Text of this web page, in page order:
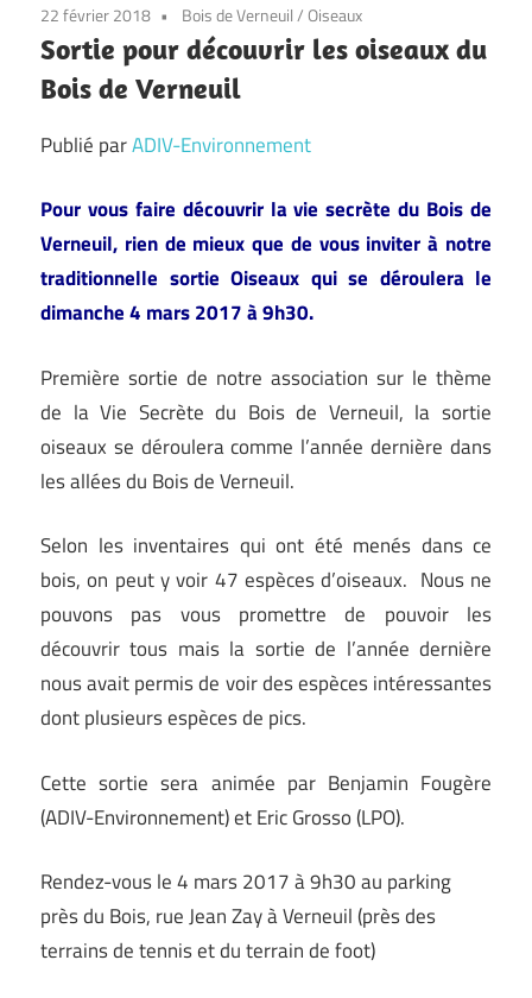
22 février 2018 Bois de Verneuil/Oiseaux
Sortie pour découvrir les oiseaux du
Bois de Verneuil
Publié parADIV-Environnement
Pour vous faire découvrir la vie secrète du Bois de
Verneuil, rien de mieux que de vous inviter à notre
traditionnelle sortie Oiseaux qui se déroulera le
dimanche 4 mars 2017 à 9h30.
Première sortie de notre association sur le thème
de la Vie Secrète du Bois de Verneuil, la sortie
oiseaux se déroulera comme l’année dernière dans
les allées du Bois de Verneuil.
Selon les inventaires qui ont été menés dans ce
bois, on peut y voir 47 espèces d’oiseaux. Nous ne
pouvons pas vous promettre de pouvoir les
découvrir tous mais la sortie de l’année dernière
nous avait permis de voir des espèces intéressantes
dont plusieurs espèces de pics.
Cette sortie sera animée par Benjamin Fougère
(ADIV-Environnement) et Eric Grosso (LPO).
Rendez-vous le 4 mars 2017 à 9h30 au parking
près du Bois, rue Jean Zay à Verneuil (près des
terrains de tennis et du terrain de foot)